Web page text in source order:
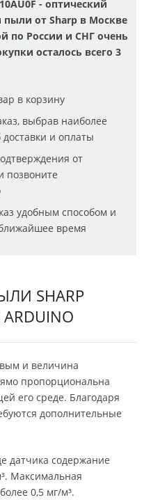
- оптический
от Sharp в Москве
по России и СНГ очень
осталось всего 3
в корзину
выбрав наиболее
и оплаты
от
позвоните
удобным способом и
время
SHARP
и величина
пропорциональна
его среде. Благодаря
дополнительные
датчика содержание
Максимальная
0,5 мг/м³.